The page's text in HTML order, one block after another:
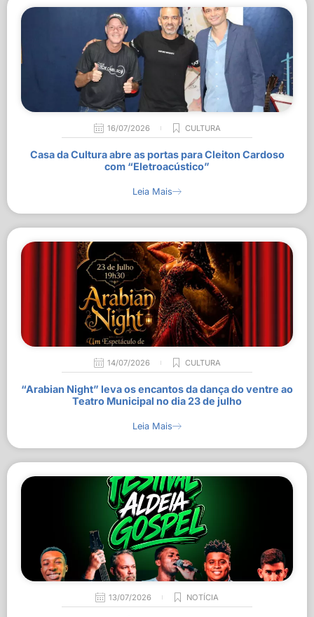
16/07/2026 CULTURA
Casa da Cultura abre as portas para Cleiton Cardoso
com “Eletroacústico”
Leia Mais
14/07/2026 CULTURA
“Arabian Night” leva os encantos da dança do ventre ao
Teatro Municipal no dia 23 de julho
Leia Mais
13/07/2026 NOTÍCIA